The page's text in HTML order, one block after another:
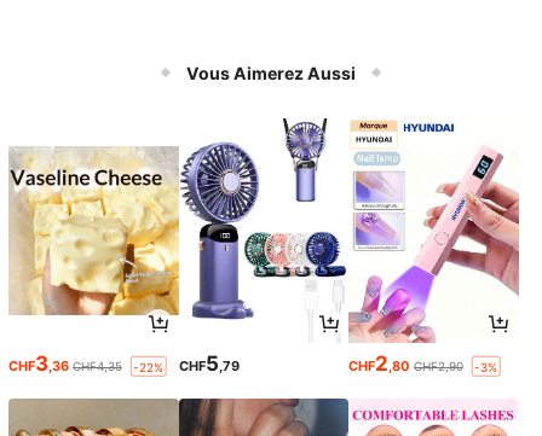
Vous Aimerez Aussi
CHF3 ,36 CHF4,35 -22% CHF5 ,79 CHF2 ,80 CHF2,90 -3%